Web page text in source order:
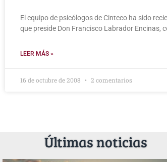
El equipo de psicólogos de Cinteco ha sido
que preside Don Francisco Labrador Encinas,
LEER MÁS »
16 de octubre de 2008 2 comentarios
Últimas noticias